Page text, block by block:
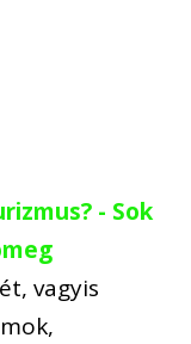
- Sok
vagyis